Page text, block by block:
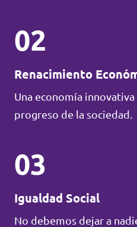
02
Renacimiento
Una economía
progreso de la sociedad.
03
Igualdad Social
No debemos dejar a